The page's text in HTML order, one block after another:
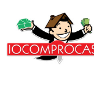
contenuto